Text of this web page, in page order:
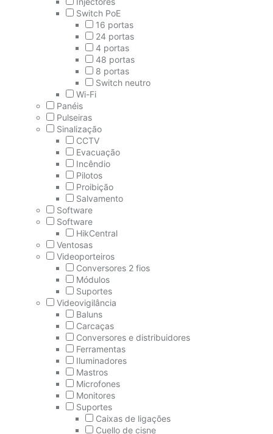
Switch PoE
16 portas
24 portas
4 portas
48 portas
8 portas
Switch neutro
Wi-Fi
Panéis
Pulseiras
Sinalização
CCTV
Evacuação
Incêndio
Pilotos
Proibição
Salvamento
Software
Software
HikCentral
Ventosas
Videoporteiros
Conversores 2 fios
Módulos
Suportes
Videovigilância
Baluns
Carcaças
Conversores e distribuidores
Ferramentas
Iluminadores
Mastros
Microfones
Monitores
Suportes
Caixas de ligações
Cuello de cisne